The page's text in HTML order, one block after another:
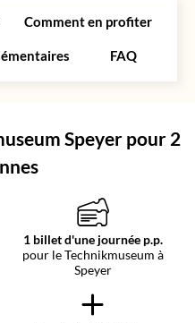
Comment en profiter
FAQ
Speyer pour 2
1 billet d'une journée p.p.
pour le Technikmuseum à
Speyer